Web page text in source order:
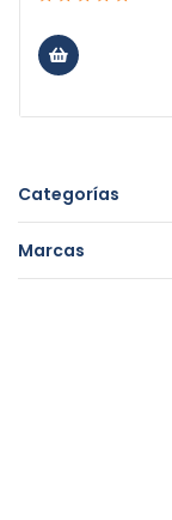
Categorías
Marcas